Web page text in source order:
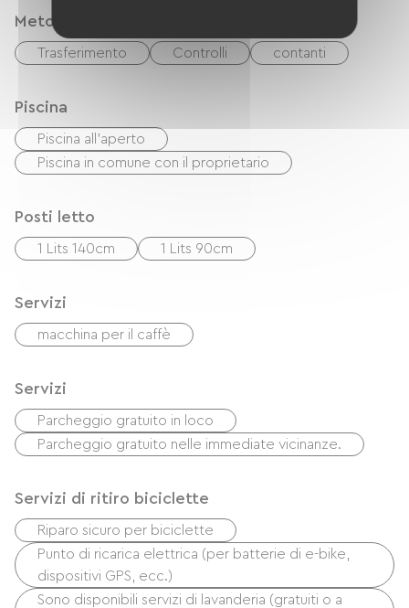
Metodi di pagamento
Trasferimento Controlli contanti
Piscina
Piscina all'aperto
Piscina in comune con il proprietario
Posti letto
1 Lits 140cm 1 Lits 90cm
Servizi
macchina per il caffè
Servizi
Parcheggio gratuito in loco
Parcheggio gratuito nelle immediate vicinanze.
Servizi di ritiro biciclette
Riparo sicuro per biciclette
Punto di ricarica elettrica (per batterie di e-bike,
dispositivi GPS, ecc.)
Sono disponibili servizi di lavanderia (gratuiti o a